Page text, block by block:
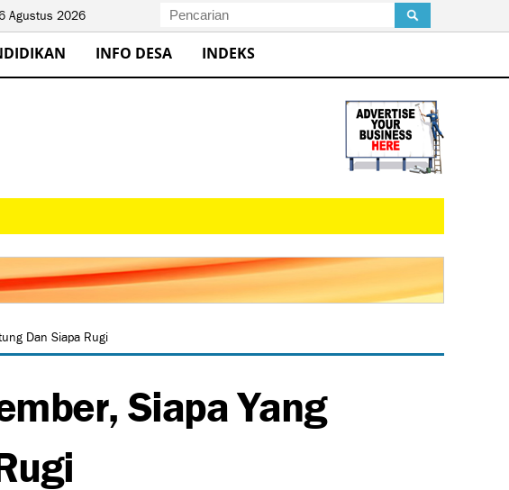
Agustus 2026
INFO DESA INDEKS
Dan Siapa Rugi
Siapa Yang